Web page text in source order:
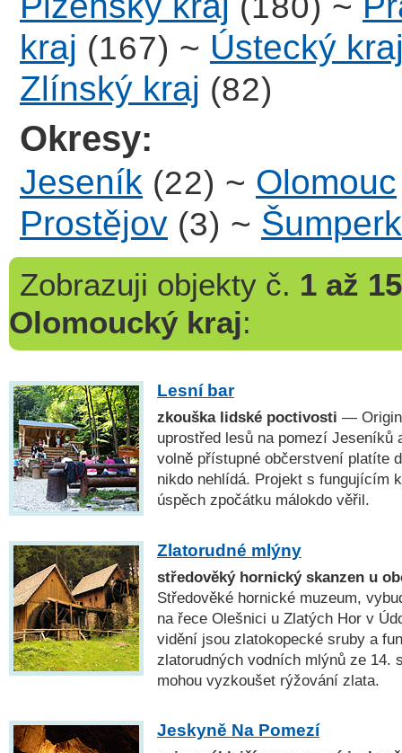
kraj (167) ~ Ústecký
Zlínský kraj (82)
Okresy:
Jeseník (22) ~ Olomouc
Prostějov (3) ~ Šumperk
Zobrazuji objekty č. 1 až 15
Olomoucký kraj:
Lesní bar
zkouška lidské poctivosti —
uprostřed lesů na pomezí Jeseníků
volně přístupné občerstvení platíte
nikdo nehlídá. Projekt s fungujícím
úspěch zpočátku málokdo věřil.
Zlatorudné mlýny
středověký hornický skanzen u
Středověké hornické muzeum,
na řece Olešnici u Zlatých Hor v
vidění jsou zlatokopecké sruby a
zlatorudných vodních mlýnů ze 14.
mohou vyzkoušet rýžování zlata.
Jeskyně Na Pomezí